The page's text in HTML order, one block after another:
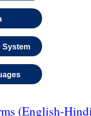
System
(English-